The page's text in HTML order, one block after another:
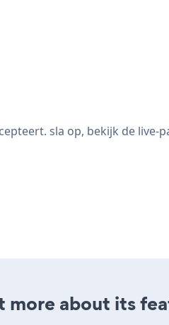
sla op, bekijk de live-
more about its